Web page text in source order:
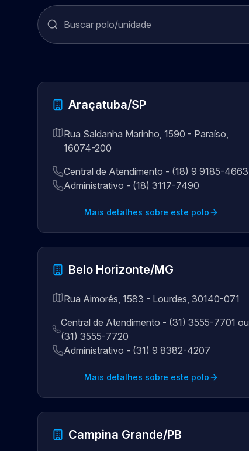
Araçatuba/SP
Rua Saldanha Marinho, 1590 - Paraíso,
16074-200
Central de Atendimento - (18) 9 9185-4663
Administrativo - (18) 3117-7490
Mais detalhes sobre este polo
Belo Horizonte/MG
Rua Aimorés, 1583 - Lourdes, 30140-071
Central de Atendimento - (31) 3555-7701 ou
(31) 3555-7720
Administrativo - (31) 9 8382-4207
Mais detalhes sobre este polo
Campina Grande/PB